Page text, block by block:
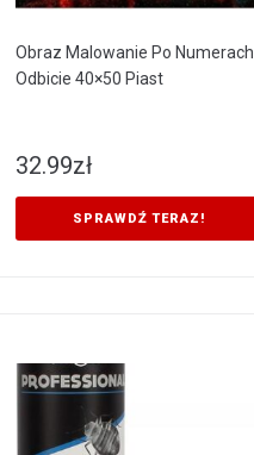
Obraz Malowanie Po Numerach
Odbicie 40×50 Piast
32.99zł
SPRAWDŹ TERAZ!